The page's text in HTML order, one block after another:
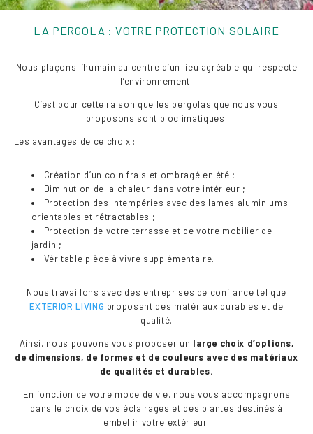
LA PERGOLA : VOTRE PROTECTION SOLAIRE
Nous plaçons l’humain au centre d’un lieu agréable qui respecte
l’environnement.
C’est pour cette raison que les pergolas que nous vous
proposons sont bioclimatiques.
Les avantages de ce choix :
Création d’un coin frais et ombragé en été ;
Diminution de la chaleur dans votre intérieur ;
Protection des intempéries avec des lames aluminiums
orientables et rétractables ;
Protection de votre terrasse et de votre mobilier de
jardin ;
Véritable pièce à vivre supplémentaire.
Nous travaillons avec des entreprises de confiance tel que
EXTERIOR LIVING proposant des matériaux durables et de
qualité.
Ainsi, nous pouvons vous proposer un large choix d’options,
de dimensions, de formes et de couleurs avec des matériaux
de qualités et durables.
En fonction de votre mode de vie, nous vous accompagnons
dans le choix de vos éclairages et des plantes destinés à
embellir votre extérieur.